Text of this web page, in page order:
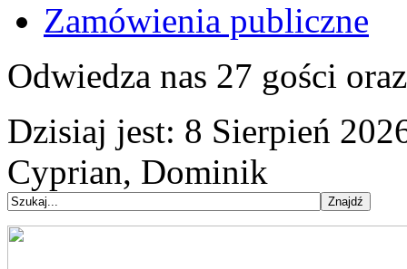
Zamówienia publiczne
Odwiedza nas 27 gości
Dzisiaj jest: 8 Sierpień
Cyprian, Dominik